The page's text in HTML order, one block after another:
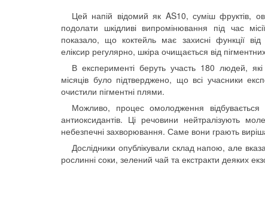
Цей напій відомий як AS10, суміш фруктів,
подолати шкідливі випромінювання під час
показало, що коктейль має захисні функції
еліксир регулярно, шкіра очищається від
В експерименті беруть участь 180 людей,
місяців було підтверджено, що всі учасники
очистили пігментні плями.
Можливо, процес омолодження відбувається
антиоксидантів. Ці речовини нейтралізують
небезпечні захворювання. Саме вони грають
Дослідники опублікували склад напою, але
рослинні соки, зелений чай та екстракти деяких